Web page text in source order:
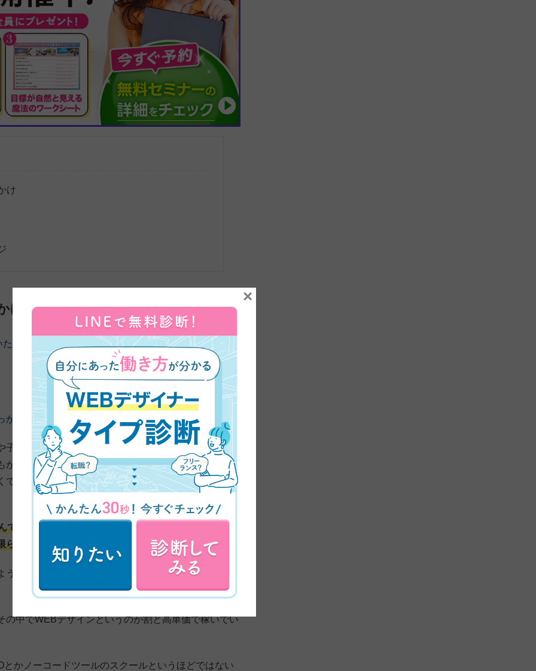
け
け
ただきました。よろしくお願いします。まずは、45日
かけについてお伺いしてもいいですか？
どもが生まれるのをきっかけに仕事はやめて、専業
幼稚園に入園して自分の時間が確保できるようにな
、やっぱり仕事はしていきたいなという気持ちがあ
すけど、やっぱり子どもとの時間も大事にしたかっ
れているので、在宅のお仕事がいいな、と。
にしたいと思って、在宅や副業というワードいろい
中でWEBデザインというのが割と高単価で稼いでい
かノーコードツールのスクールというほどではない
×